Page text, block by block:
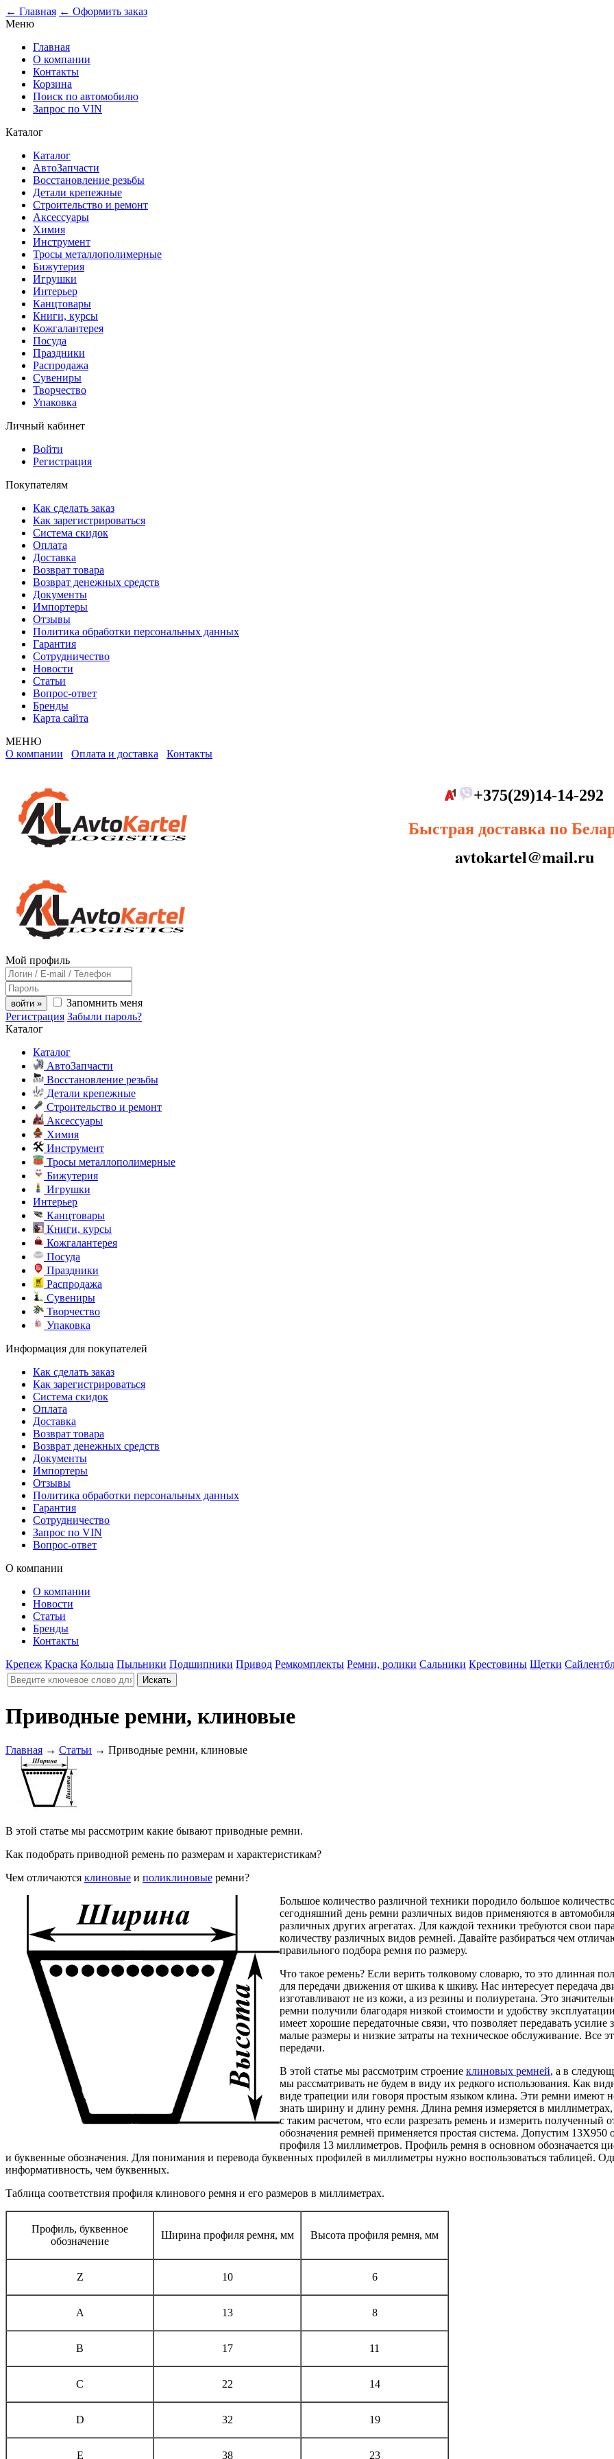
← Главная ← Оформить заказ
Меню
Главная
О компании
Контакты
Корзина
Поиск по автомобилю
Запрос по VIN
Каталог
Каталог
АвтоЗапчасти
Восстановление резьбы
Детали крепежные
Строительство и ремонт
Аксессуары
Химия
Инструмент
Тросы металлополимерные
Бижутерия
Игрушки
Интерьер
Канцтовары
Книги, курсы
Кожгалантерея
Посуда
Праздники
Распродажа
Сувениры
Творчество
Упаковка
Личный кабинет
Войти
Регистрация
Покупателям
Как сделать заказ
Как зарегистрироваться
Система скидок
Оплата
Доставка
Возврат товара
Возврат денежных средств
Документы
Импортеры
Отзывы
Политика обработки персональных данных
Гарантия
Сотрудничество
Новости
Статьи
Вопрос-ответ
Бренды
Карта сайта
МЕНЮ
О компании
Оплата и доставка Контакты
+375(29)14-14-292
Быстрая доставка по
avtokartel@mail.ru
Мой профиль
войти »
Запомнить меня
Регистрация Забыли пароль?
Каталог
Каталог
АвтоЗапчасти
Восстановление резьбы
Детали крепежные
Строительство и ремонт
Аксессуары
Химия
Инструмент
Тросы металлополимерные
Бижутерия
Игрушки
Интерьер
Канцтовары
Книги, курсы
Кожгалантерея
Посуда
Праздники
Распродажа
Сувениры
Творчество
Упаковка
Информация для покупателей
Как сделать заказ
Как зарегистрироваться
Система скидок
Оплата
Доставка
Возврат товара
Возврат денежных средств
Документы
Импортеры
Отзывы
Политика обработки персональных данных
Гарантия
Сотрудничество
Запрос по VIN
Вопрос-ответ
О компании
О компании
Новости
Статьи
Бренды
Контакты
Крепеж Краска Кольца Пыльники Подшипники Привод Ремкомплекты Ремни, ролики Сальники Крестовины Щетки
Приводные ремни, клиновые
Главная → Статьи → Приводные ремни, клиновые
В этой статье мы рассмотрим какие бывают приводные ремни.
Как подобрать приводной ремень по размерам и характеристикам?
Чем отличаются клиновые и поликлиновые ремни?
Большое количество различной техники породило большое
сегодняшний день ремни различных видов применяются в
различных других агрегатах. Для каждой техники требуются свои
количеству различных видов ремней. Давайте разбираться чем
правильного подбора ремня по размеру.
Что такое ремень? Если верить толковому словарю, то это длинная
для передачи движения от шкива к шкиву. Нас интересует
изготавливают не из кожи, а из резины и полиуретана. Это
ремни получили благодаря низкой стоимости и удобству
имеет хорошие передаточные связи, что позволяет передавать
малые размеры и низкие затраты на техническое обслуживание. Все
передачи.
В этой статье мы рассмотрим строение клиновых ремней, а в
мы рассматривать не будем в виду их редкого использования. Как
виде трапеции или говоря простым языком клина. Эти ремни имеют
знать ширину и длину ремня. Длина ремня измеряется в
с таким расчетом, что если разрезать ремень и измерить полученный
обозначения ремней применяется простая система. Допустим
профиля 13 миллиметров. Профиль ремня в основном обозначается
и буквенные обозначения. Для понимания и перевода буквенных профилей в миллиметры нужно воспользоваться таблицей.
информативность, чем буквенных.
Таблица соответствия профиля клинового ремня и его размеров в миллиметрах.
Профиль, буквенное
обозначение
Ширина профиля ремня, мм Высота профиля ремня, мм
Z 10 6
A 13 8
B 17 11
C 22 14
D 32 19
E 38 23